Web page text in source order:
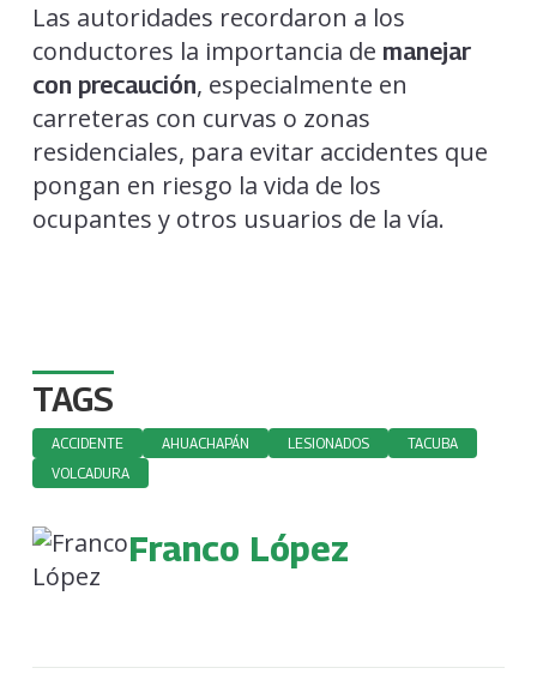
Las autoridades recordaron a los
conductores la importancia de manejar
con precaución, especialmente en
carreteras con curvas o zonas
residenciales, para evitar accidentes que
pongan en riesgo la vida de los
ocupantes y otros usuarios de la vía.
TAGS
ACCIDENTE AHUACHAPÁN LESIONADOS
TACUBA
VOLCADURA
Franco López